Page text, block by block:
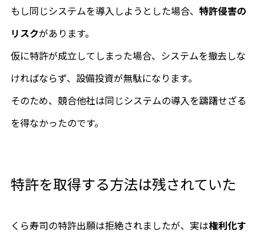
もし同じシステムを導入しようとした場合、 特許侵害の
リスクがあります。
仮に特許が成立してしまった場合、システムを撤去しな
ければならず、設備投資が無駄になります。
そのため、競合他社は同じシステムの導入を躊躇せざる
を得なかったのです。
特許を取得する方法は残されていた
くら寿司の特許出願は拒絶されましたが、実は権利化す